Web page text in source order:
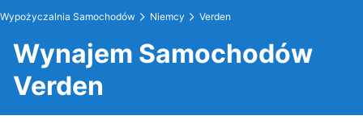
Wypożyczalnia Samochodów Niemcy Verden
Wynajem Samochodów
Verden